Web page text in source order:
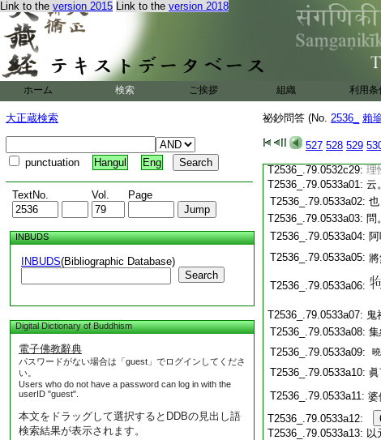
Link to the version 2015 Link to the version 2018
ホーム 検索 ご挨拶 組織 利用条
大正蔵検索
punctuation Hangul Eng
TextNo. Vol. Page
INBUDS
INBUDS(Bibliographic Database)
Search
Digital Dictionary of Buddhism
電子佛教辭典
パスワードがない場合は「guest」でログインしてくださ
い。
Users who do not have a password can log in with the
userID "guest".
本文をドラッグして選択するとDDBの見出し語
検索結果が表示されます。
祕鈔問答 (No. 2536_ 賴
527 528 529
T2536_.79.0532c20:
レ
T2536_.79.0532c21:良
太
T2536_.79.0532c24:所
T2536_.79.0532c25:
T2536_.79.0532c26:
T2536_.79.0532c27: 御
T2536_.79.0532c29: 理
T2536_.79.0533a01: 云
T2536_.79.0533a02: 也
T2536_.79.0533a03: 問
T2536_.79.0533a04:
T2536_.79.0533a05:
T2536_.79.0533a06:
T2536_.79.0533a07: 鬼
T2536_.79.0533a08:
T2536_.79.0533a09:
曉
T2536_.79.0533a10:
T2536_.79.0533a11: 婆
T2536_.79.0533a12:
T2536_.79.0533a13: 以